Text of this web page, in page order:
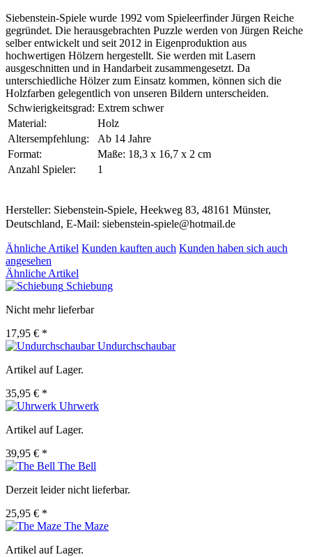
Siebenstein-Spiele wurde 1992 vom Spieleerfinder Jürgen Reiche
gegründet. Die herausgebrachten Puzzle werden von Jürgen Reiche
selber entwickelt und seit 2012 in Eigenproduktion aus
hochwertigen Hölzern hergestellt. Sie werden mit Lasern
ausgeschnitten und in Handarbeit zusammengesetzt. Da
unterschiedliche Hölzer zum Einsatz kommen, können sich die
Holzfarben gelegentlich von unseren Bildern unterscheiden.
Schwierigkeitsgrad: Extrem schwer
Material:
Holz
Altersempfehlung:
Ab 14 Jahre
Format:
Maße: 18,3 x 16,7 x 2 cm
Anzahl Spieler:
1
Hersteller: Siebenstein-Spiele, Heekweg 83, 48161 Münster,
Deutschland, E-Mail: siebenstein-spiele@hotmail.de
Ähnliche Artikel Kunden kauften auch Kunden haben sich auch
angesehen
Ähnliche Artikel
Schiebung
Nicht mehr lieferbar
17,95 € *
Undurchschaubar
Artikel auf Lager.
35,95 € *
Uhrwerk
Artikel auf Lager.
39,95 € *
The Bell
Derzeit leider nicht lieferbar.
25,95 € *
The Maze
Artikel auf Lager.